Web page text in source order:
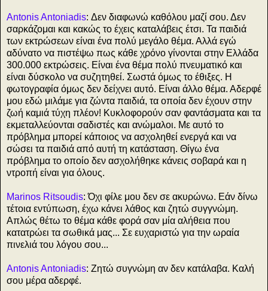
Antonis Antoniadis: Δεν διαφωνώ καθόλου μαζί σου. Δεν
σαρκάζομαι και κακώς το έχεις καταλάβεις έτσι. Τα παιδιά
των εκτρώσεων είναι ένα πολύ μεγάλο θέμα. Αλλά εγώ
αδύνατο να πιστέψω πως κάθε χρόνο γίνονται στην Ελλάδα
300.000 εκτρώσεις. Είναι ένα θέμα πολύ πνευματικό και
είναι δύσκολο να συζητηθεί. Σωστά όμως το έθιξες. Η
φωτογραφία όμως δεν δείχνει αυτό. Είναι άλλο θέμα. Αδερφέ
μου εδώ μιλάμε για ζώντα παιδιά, τα οποία δεν έχουν στην
ζωή καμιά τύχη πλέον! Κυκλοφορούν σαν φαντάσματα και τα
εκμεταλλεύονται σαδιστές και ανώμαλοι. Με αυτό το
πρόβλημα μπορεί κάποιος να ασχοληθεί ενεργά και να
σώσει τα παιδιά από αυτή τη κατάσταση. Θίγω ένα
πρόβλημα το οποίο δεν ασχολήθηκε κάνεις σοβαρά και η
ντροπή είναι για όλους.
Marinos Ritsoudis: Όχι φίλε μου δεν σε ακυρώνω. Εάν δίνω
τέτοια εντύπωση, έχω κάνει λάθος και ζητώ συγγνώμη.
Απλώς θέτω το θέμα κάθε φορά σαν μία αλήθεια που
κατατρώει τα σωθικά μας... Σε ευχαριστώ για την ωραία
πινελιά του λόγου σου...
Antonis Antoniadis: Ζητώ συγνώμη αν δεν κατάλαβα. Καλή
σου μέρα αδερφέ.